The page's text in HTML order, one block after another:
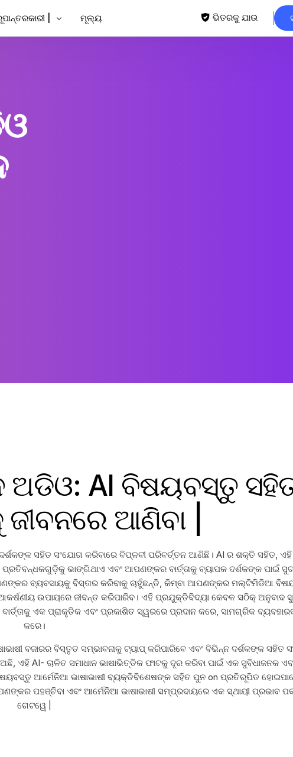
|
ସମ୍ପାଦକ |
ରୁ SRT
ମୂଲ୍ୟ ଭିତରକୁ ଯାଉ
ଅଡିଓ: AI ବିଷୟବସ୍ତୁ
ଆଣିବା |
ସହିତ ସଂଯୋଗ କରିବାରେ ବିପ୍ଳବୀ ପରିବର୍ତ୍ତନ ଆଣିଛି। AI ର ଶକ୍ତି ସହିତ,
ପ୍ରତିବନ୍ଧକଗୁଡ଼ିକୁ ଭାଙ୍ଗିଥାଏ ଏବଂ ଆପଣଙ୍କର ବାର୍ତ୍ତାକୁ ବ୍ୟାପକ ଦର୍ଶକଙ୍କ ପାଇଁ
ବ୍ୟବସାୟକୁ ବିସ୍ତାର କରିବାକୁ ଚାହୁଁଛନ୍ତି, କିମ୍ବା ଆପଣଙ୍କର ମଲ୍ଟିମିଡିଆ
ଉପାୟରେ ଜୀବନ୍ତ କରିପାରିବ। ଏହି ପ୍ରଯୁକ୍ତିବିଦ୍ୟା କେବଳ ସଠିକ୍ ଅନୁବାଦ
ଏକ ପ୍ରାକୃତିକ ଏବଂ ପ୍ରକାଶିତ ସ୍ୱରରେ ପ୍ରଦାନ କରେ, ସାମଗ୍ରିକ
କରେ।
ବଜାରର ବିସ୍ତୃତ ସମ୍ଭାବନାକୁ ଟ୍ୟାପ୍ କରିପାରିବେ ଏବଂ ବିଭିନ୍ନ ଦର୍ଶକଙ୍କ ସହିତ
AI- ଚାଳିତ ସମାଧାନ ଭାଷାଭିତ୍ତିକ ଫାଟକୁ ଦୂର କରିବା ପାଇଁ ଏକ ସୁବିଧାଜନକ
ଆର୍ମେନିଆ ଭାଷାଭାଷୀ ବ୍ୟକ୍ତିବିଶେଷଙ୍କ ସହିତ ପୁନ on ପ୍ରତିରୂପିତ
ପହଞ୍ଚିବା ଏବଂ ଆର୍ମେନିଆ ଭାଷାଭାଷୀ ସମ୍ପ୍ରଦାୟରେ ଏକ ସ୍ଥାୟୀ ପ୍ରଭାବ
ଗେଟୱେ |